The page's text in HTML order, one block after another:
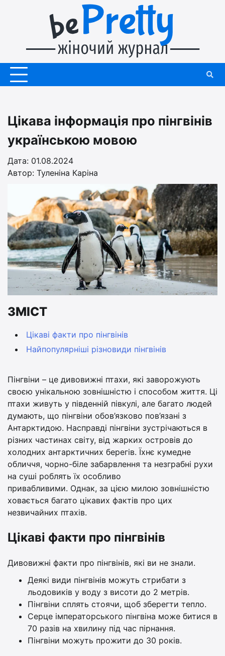
Цікава інформація про пінгвінів
українською мовою
Дата: 01.08.2024
Автор: Туленіна Каріна
ЗМІСТ
Цікаві факти про пінгвінів
Найпопулярніші різновиди пінгвінів
Пінгвіни – це дивовижні птахи, які заворожують
своєю унікальною зовнішністю і способом життя. Ці
птахи живуть у південній півкулі, але багато людей
думають, що пінгвіни обов’язково пов’язані з
Антарктидою. Насправді пінгвіни зустрічаються в
різних частинах світу, від жарких островів до
холодних антарктичних берегів. Їхнє кумедне
обличчя, чорно-біле забарвлення та незграбні рухи
на суші роблять їх особливо
привабливими. Однак, за цією милою зовнішністю
ховається багато цікавих фактів про цих
незвичайних птахів.
Цікаві факти про пінгвінів
Дивовижні факти про пінгвінів, які ви не знали.
Деякі види пінгвінів можуть стрибати з
льодовиків у воду з висоти до 2 метрів.
Пінгвіни сплять стоячи, щоб зберегти тепло.
Серце імператорського пінгвіна може битися в
70 разів на хвилину під час пірнання.
Пінгвіни можуть прожити до 30 років.